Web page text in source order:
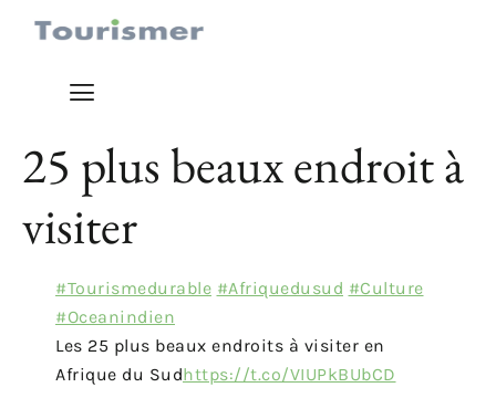
25 plus beaux endroit à
visiter
#Tourismedurable #Afriquedusud #Culture
#Oceanindien
Les 25 plus beaux endroits à visiter en
Afrique du Sudhttps://t.co/VIUPkBUbCD